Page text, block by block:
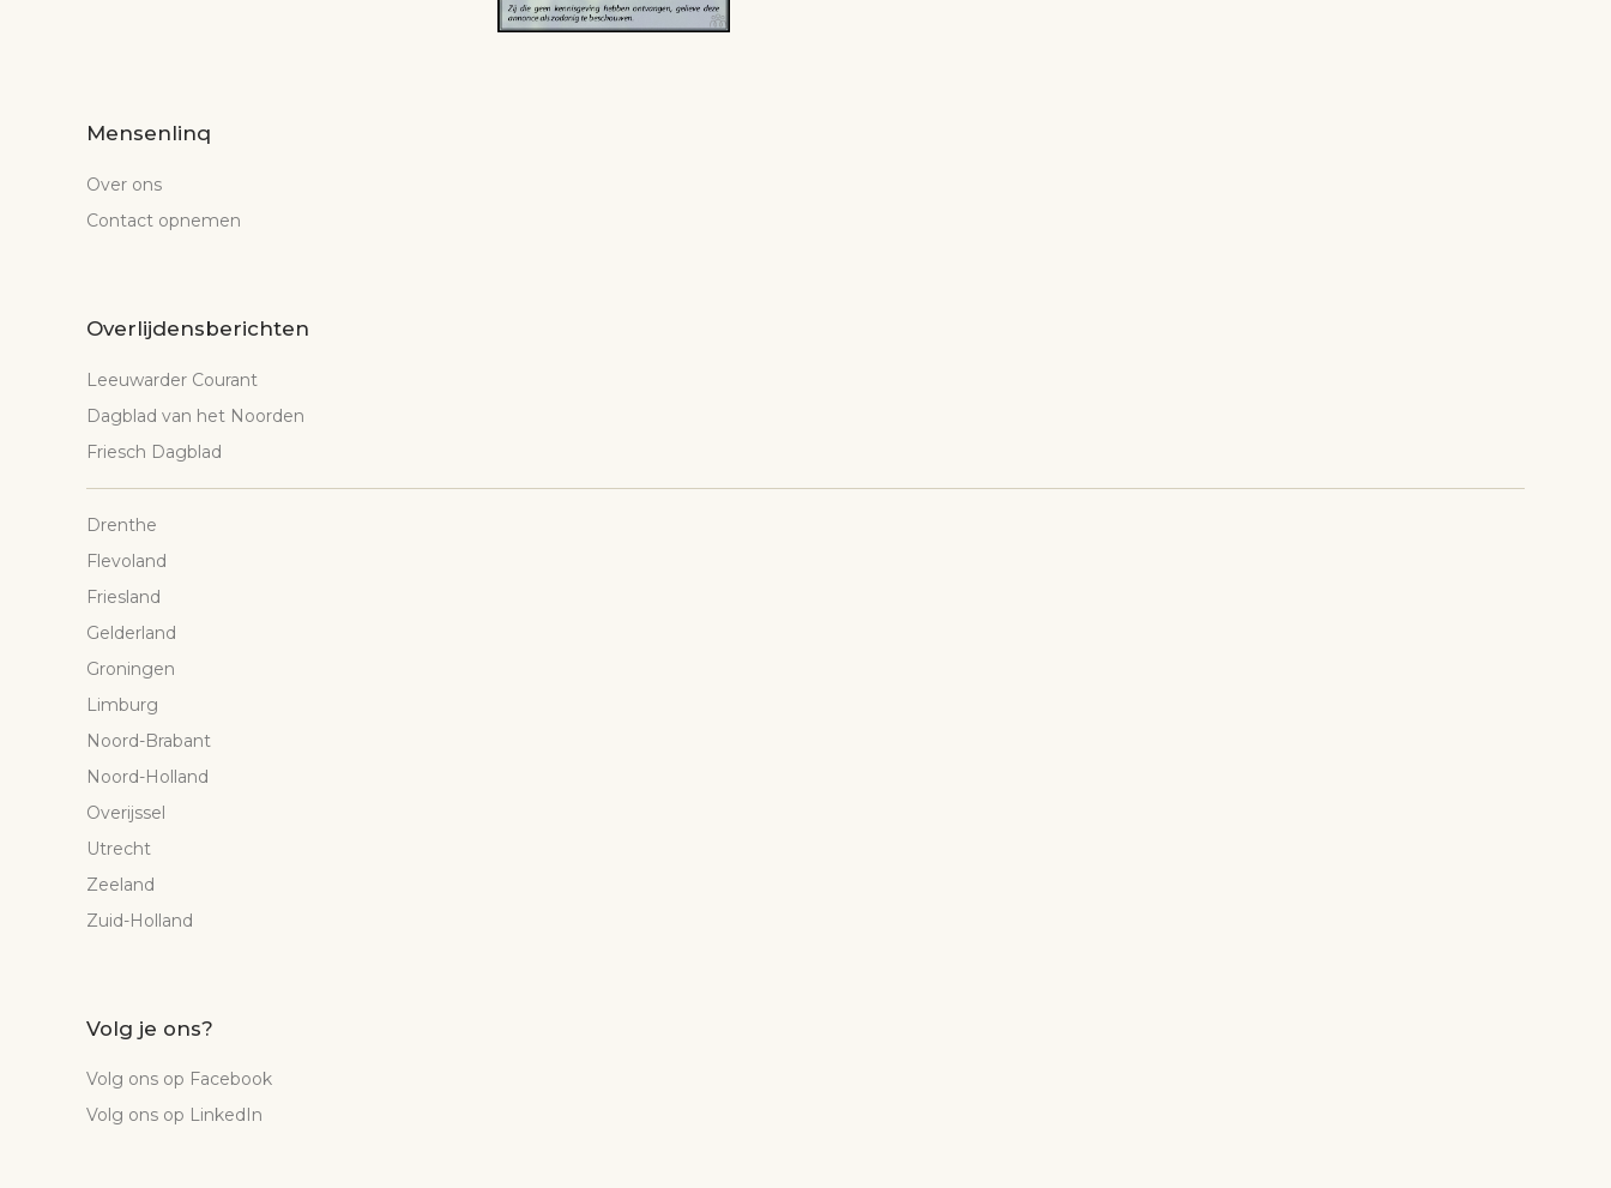
Mensenlinq
Over ons
Contact opnemen
Overlijdensberichten
Leeuwarder Courant
Dagblad van het Noorden
Friesch Dagblad
Drenthe
Flevoland
Friesland
Gelderland
Groningen
Limburg
Noord-Brabant
Noord-Holland
Overijssel
Utrecht
Zeeland
Zuid-Holland
Volg je ons?
Volg ons op Facebook
Volg ons op LinkedIn